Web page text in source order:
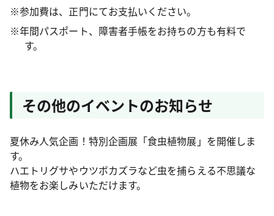
※参加費は、正門にてお支払いください。
※年間パスポート、障害者手帳をお持ちの方も有料で
す。
その他のイベントのお知らせ
夏休み人気企画！特別企画展「食虫植物展」を開催しま
す。
ハエトリグサやウツボカズラなど虫を捕らえる不思議な
植物をお楽しみいただけます。